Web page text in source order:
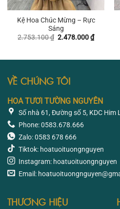
Kệ Hoa Chúc Mừng – Rực
Sáng
2.753.100₫ Giá
2.478.000₫Giá
hiện
VỀ CHÚNG TÔI
HOA TƯƠI TƯỜNG NGUYÊN
Số nhà 61, Đường số 5, KDC Him
Phone: 0583.678.666
Zalo: 0583 678 666
Tiktok: hoatuoituongnguyen
Instagram: hoatuoituongnguyen
Email:
THƯƠNG HIỆU